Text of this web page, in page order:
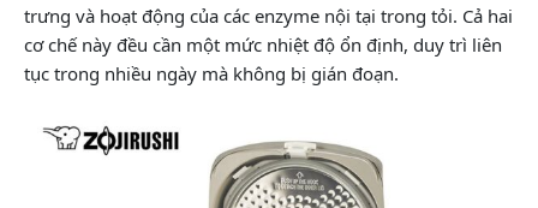
trưng và hoạt động của các enzyme nội tại trong tỏi. Cả hai
cơ chế này đều cần một mức nhiệt độ ổn định, duy trì liên
tục trong nhiều ngày mà không bị gián đoạn.